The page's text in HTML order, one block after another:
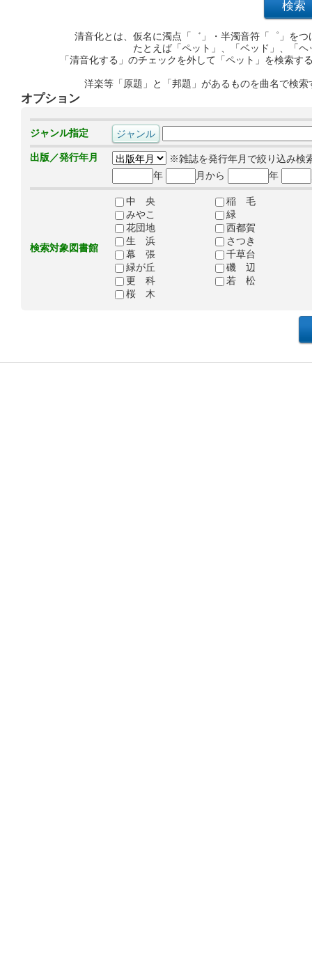
清音化とは、仮名に濁点「゛」・半濁音符「゜」を
たとえば「ペット」、「ベッド」、「
「清音化する」のチェックを外して「ペット」を検索
洋楽等「原題」と「邦題」があるものを曲名で検
オプション
ジャンル指定
出版／発行年月
※雑誌を発行年月で絞り込み検
年
月から 年
検索対象図書館
中 央
稲 毛
みやこ
緑
花団地
西都賀
生 浜
さつき
幕 張
千草台
緑が丘
磯 辺
更 科
若 松
桜 木